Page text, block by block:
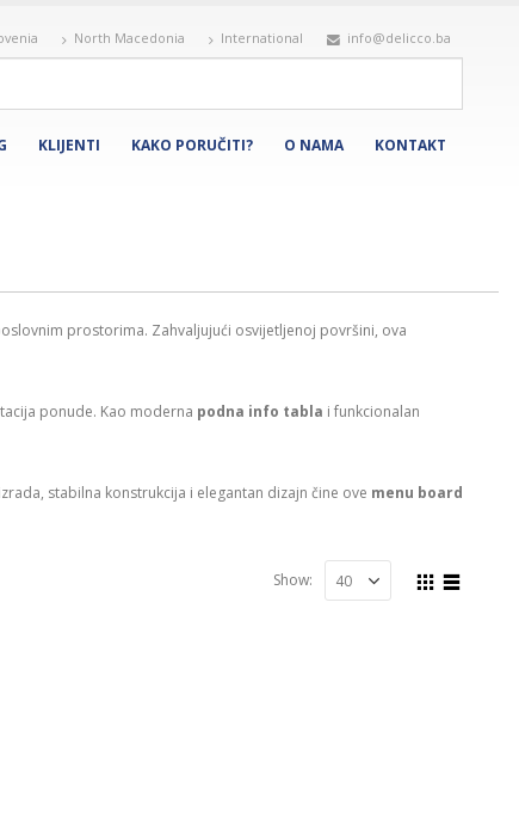
North Macedonia International info@delicco.ba
KLIJENTI KAKO PORUČITI? O NAMA KONTAKT
prostorima. Zahvaljujući osvijetljenoj površini, ova
ponude. Kao moderna podna info tabla i funkcionalan
stabilna konstrukcija i elegantan dizajn čine ove menu board
Show: